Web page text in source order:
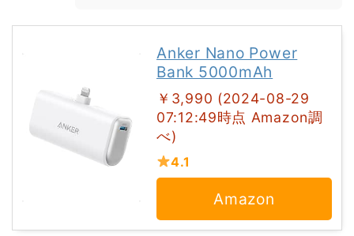
Anker Nano Power
Bank 5000mAh
￥3,990 (2024-08-29
07:12:49時点 Amazon調
べ)
4.1
Amazon